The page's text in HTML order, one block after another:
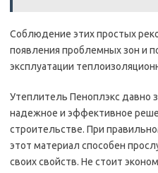
Соблюдение этих простых
появления проблемных зон и
эксплуатации
Утеплитель Пеноплэкс давно
надежное и эффективное
строительстве. При
этот материал способен
своих свойств. Не стоит